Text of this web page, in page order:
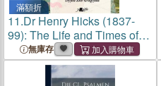
滿額折
11.Dr Henry Hicks (1837-
99): The Life and Times of
Dr Henry Hicks of St Davids,
and the Bubble That
Refused to Burst
無庫存